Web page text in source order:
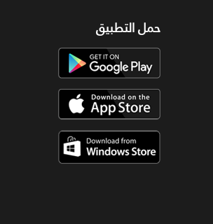
حمل التطبيق